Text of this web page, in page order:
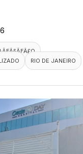
RIO DE JANEIRO